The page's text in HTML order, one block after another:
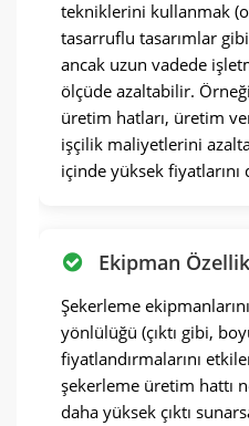
tekniklerini kullanmak
tasarruflu tasarımlar
ancak uzun vadede
ölçüde azaltabilir.
üretim hatları, üretim
işçilik maliyetlerini
içinde yüksek fiyatlarını
Ekipman
Şekerleme
yönlülüğü (çıktı gibi,
fiyatlandırmalarını
şekerleme üretim hattı
daha yüksek çıktı